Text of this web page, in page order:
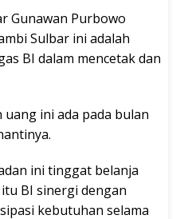
Gunawan Purbowo
Sulbar ini adalah
BI dalam mencetak dan
ini ada pada bulan
ini tinggat belanja
BI sinergi dengan
kebutuhan selama